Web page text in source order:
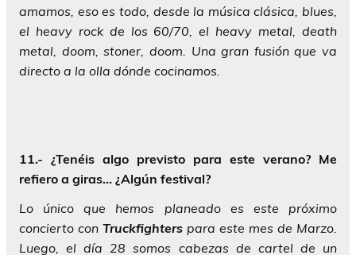
amamos, eso es todo, desde la música clásica, blues,
el heavy rock de los 60/70, el heavy metal, death
metal, doom, stoner, doom. Una gran fusión que va
directo a la olla dónde cocinamos.
11.- ¿Tenéis algo previsto para este verano? Me
refiero a giras… ¿Algún festival?
Lo único que hemos planeado es este próximo
concierto con Truckfighters para este mes de Marzo.
Luego, el día 28 somos cabezas de cartel de un